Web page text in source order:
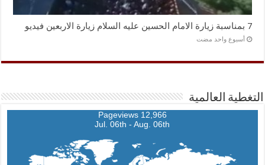
7 بمناسبة زيارة الامام الحسين عليه السلام زيارة الاربعين فيديو
‏أسبوع واحد مضت
التغطية العالمية
12,966 Pageviews
Jul. 06th - Aug. 06th